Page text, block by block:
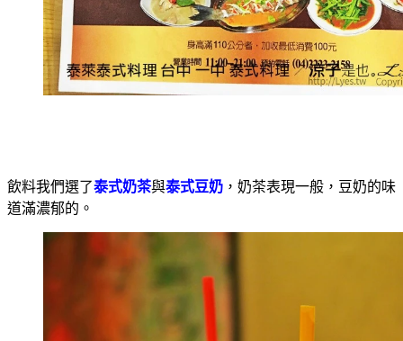
飲料我們選了泰式奶茶與泰式豆奶 ，奶茶表現一般，豆奶的味
道滿濃郁的。